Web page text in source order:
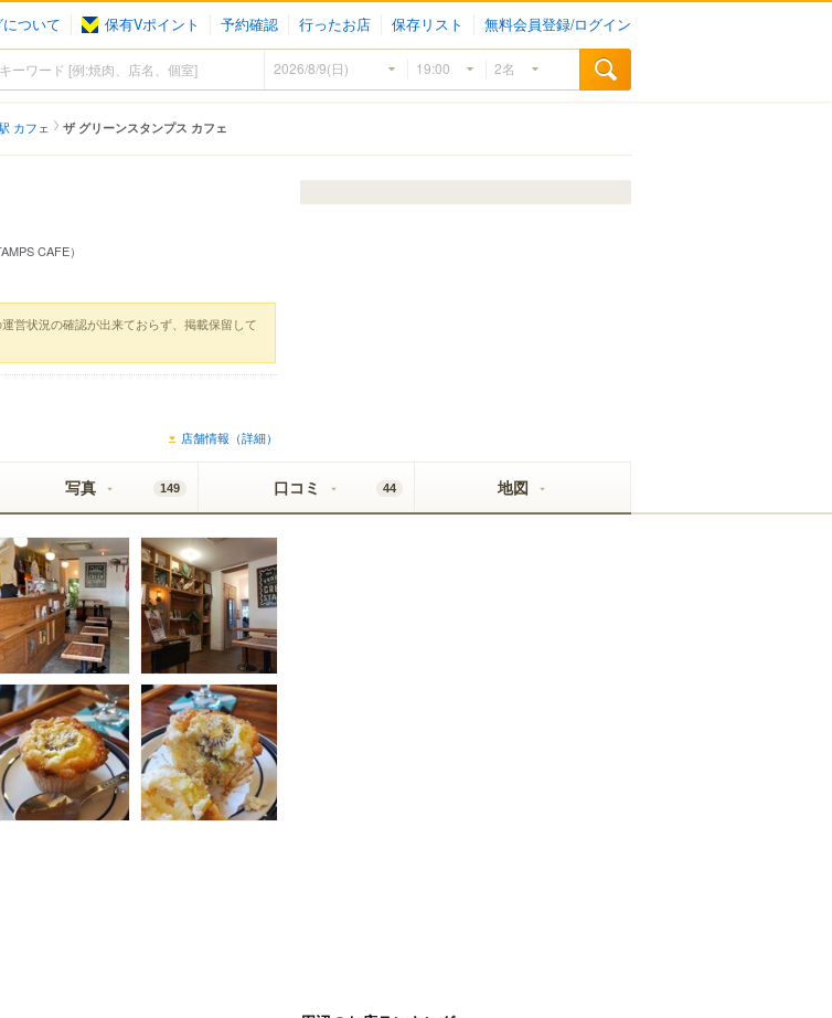
ついて 保有Vポイント 予約確認 行ったお店 保存リスト 無料会員登録/ログイン
カフェ ザ グリーンスタンプス カフェ
CAFE）
営状況の確認が出来ておらず、掲載保留して
店舗情報（詳細）
写真 149 口コミ 44 地図